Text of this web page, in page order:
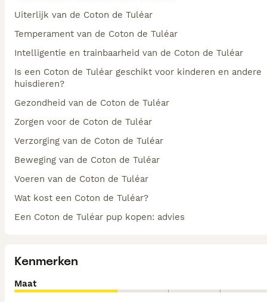
Uiterlijk van de Coton de Tuléar
Temperament van de Coton de Tuléar
Intelligentie en trainbaarheid van de Coton de Tuléar
Is een Coton de Tuléar geschikt voor kinderen en andere
huisdieren?
Gezondheid van de Coton de Tuléar
Zorgen voor de Coton de Tuléar
Verzorging van de Coton de Tuléar
Beweging van de Coton de Tuléar
Voeren van de Coton de Tuléar
Wat kost een Coton de Tuléar?
Een Coton de Tuléar pup kopen: advies
Kenmerken
Maat